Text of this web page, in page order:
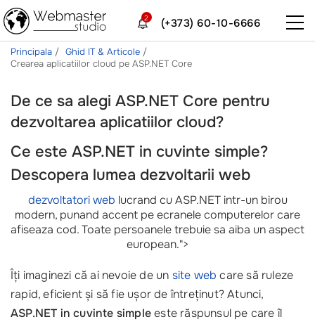
(+373) 60-10-6666
2
Principala
Ghid IT & Articole
Crearea aplicatiilor cloud pe ASP.NET Core
De ce sa alegi ASP.NET Core pentru
dezvoltarea aplicatiilor cloud?
Ce este ASP.NET in cuvinte simple?
Descopera lumea dezvoltarii web
dezvoltatori web lucrand cu ASP.NET intr-un birou
modern, punand accent pe ecranele computerelor care
afiseaza cod. Toate persoanele trebuie sa aiba un aspect
european.">
Îți imaginezi că ai nevoie de un site web care să ruleze
rapid, eficient și să fie ușor de întreținut? Atunci,
ASP.NET in cuvinte simpleeste răspunsul pe care îl